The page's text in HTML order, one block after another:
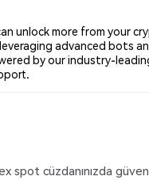
unlock more from your
advanced bots
by our industry-
spot cüzdanınızda